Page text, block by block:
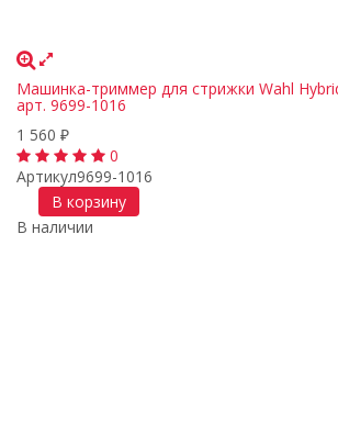
Машинка-триммер для стрижки Wahl
арт. 9699-1016
1 560 ₽
0
Артикул9699-1016
В корзину
В наличии